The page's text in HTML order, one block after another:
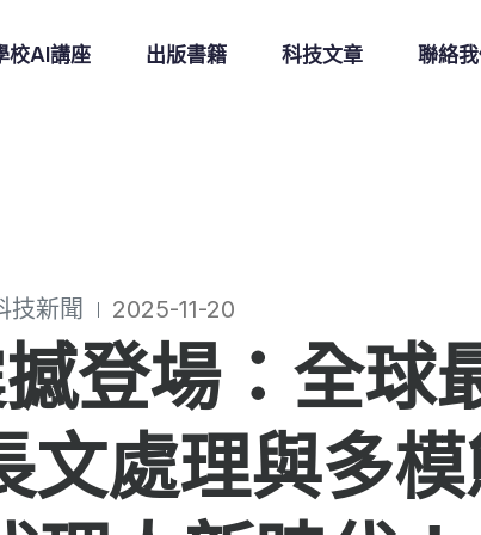
校AI講座 出版書籍 科技文章 聯絡
技新聞 2025-11-20
登場：全球
處理與多